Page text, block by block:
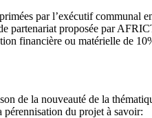
par l’exécutif communal
partenariat proposée par
financière ou matérielle de
de la nouveauté de la
pérennisation du projet à savoir: